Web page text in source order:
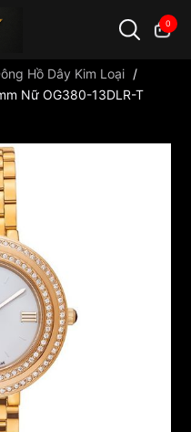
0
Hồ Dây Kim Loại /
Nữ OG380-13DLR-T